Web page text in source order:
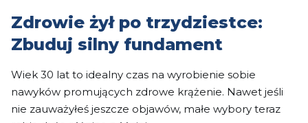
Zdrowie żył po trzydziestce:
Zbuduj silny fundament
Wiek 30 lat to idealny czas na wyrobienie sobie
nawyków promujących zdrowe krążenie. Nawet jeśli
nie zauważyłeś jeszcze objawów, małe wybory teraz